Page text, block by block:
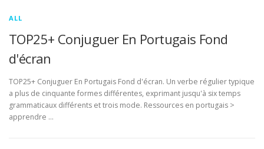
ALL
TOP25+ Conjuguer En Portugais Fond
d'écran
TOP25+ Conjuguer En Portugais Fond d'écran. Un verbe régulier typique
a plus de cinquante formes différentes, exprimant jusqu'à six temps
grammaticaux différents et trois mode. Ressources en portugais >
apprendre …